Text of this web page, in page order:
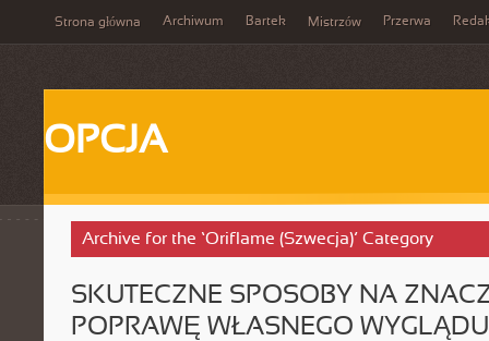
Strona główna Archiwum Bartek Mistrzów Przerwa
OPCJA
Archive for the ‘Oriflame (Szwecja)’ Category
SKUTECZNE SPOSOBY NA
POPRAWĘ WŁASNEGO WYGLĄDU